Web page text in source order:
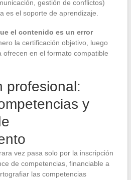
gestión de conflictos)
es el soporte de aprendizaje.
el contenido es un error
la certificación objetivo, luego
ofrecen en el formato compatible
profesional:
y
vez pasa solo por la inscripción
de competencias, financiable a
las competencias